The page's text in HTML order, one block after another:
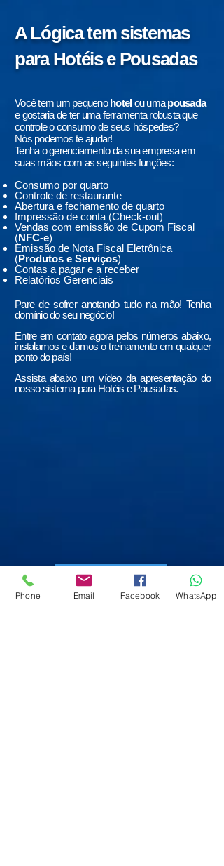
A Lógica tem sistemas
para Hotéis e Pousadas
Você tem um pequenohotelou umapousada
e gostaria de ter uma ferramenta robusta que
controle o consumo de seus hóspedes?
Nós podemos te ajudar!
Tenha o gerenciamento da sua empresa em
suas mãos com as seguintes funções:
Consumo por quarto
Controle de restaurante
Abertura e fechamento de quarto
Impressão de conta (Check-out)
Vendas com emissão de Cupom Fiscal
(NFC-e)
Emissão de Nota Fiscal Eletrônica
(Produtos e Serviços)
Contas a pagar e a receber
Relatórios Gerenciais
Pare de sofrer anotando tudo na mão! Tenha
domínio do seu negócio!
Entre em contato agora pelos números abaixo,
instalamos e damos o treinamento em qualquer
ponto do país!
Assista abaixo um vídeo da apresentação do
nosso sistema para Hotéis e Pousadas.
Fale com a Gente!
Phone Email Facebook WhatsApp